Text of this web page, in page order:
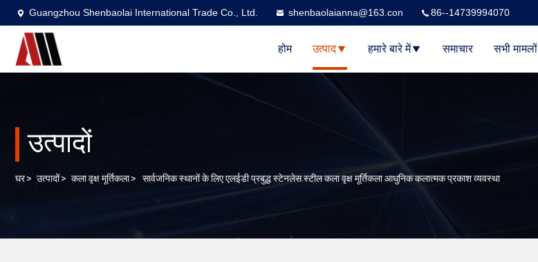
Guangzhou Shenbaolai International Trade Co., Ltd. shenbaolaianna@163.con 86--14739994070
होम उत्पाद हमारे बारे में समाचार सभी मामलों
उत्पादों
घर> उत्पादों> कला वृक्ष मूर्तिकला> सार्वजनिक स्थानों के लिए एलईडी प्रबुद्ध स्टेनलेस स्टील कला वृक्ष मूर्तिकला आधुनिक कलात्मक प्रकाश व्यवस्था